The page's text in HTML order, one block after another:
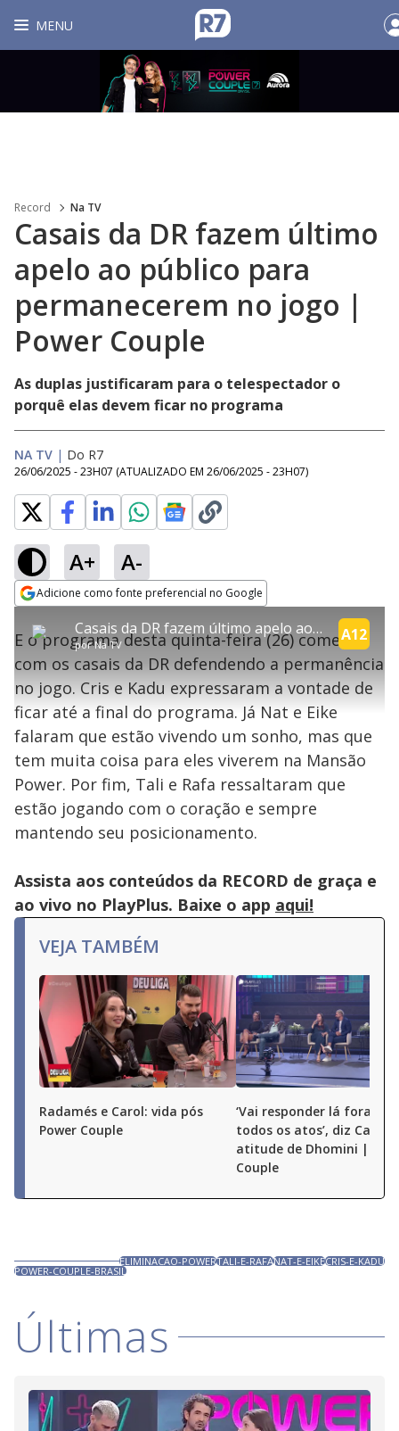
MENU
Record Na TV
Casais da DR fazem último
apelo ao público para
permanecerem no jogo |
Power Couple
As duplas justificaram para o telespectador o
porquê elas devem ficar no programa
NA TV | Do R7
26/06/2025 - 23H07 (ATUALIZADO EM 26/06/2025 - 23H07)
A+ A-
Adicione como fonte preferencial no Google
a
window.
modal
be
by
the
key
activating
close
explore
Conteúdo bloqueado
Lamentamos, mas o vídeo que está tentando assisitr é de exibição
exclusiva em território brasileiro :-(
Casais da DR fazem último apelo ao público para permanecerem no jogo | Power Couple
porNa TV
A12
E o programa desta quinta-feira (26) começou
com os casais da DR defendendo a permanência
no jogo. Cris e Kadu expressaram a vontade de
ficar até a final do programa. Já Nat e Eike
falaram que estão vivendo um sonho, mas que
tem muita coisa para eles viverem na Mansão
Power. Por fim, Tali e Rafa ressaltaram que
estão jogando com o coração e sempre
mantendo seu posicionamento.
Assista aos conteúdos da RECORD de graça e
ao vivo no PlayPlus. Baixe o app aqui!
VEJA TAMBÉM
Radamés e Carol: vida pós
Power Couple
‘Vai responder lá fora por
todos os atos’, diz Carol
atitude de Dhomini |
Couple
ELIMINACAO-POWERTALI-E-RAFANAT-E-EIKECRIS-E-KADU
POWER-COUPLE-BRASIL
Últimas